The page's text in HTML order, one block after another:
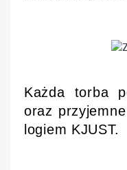
Każda torba
oraz
logiem KJUST.